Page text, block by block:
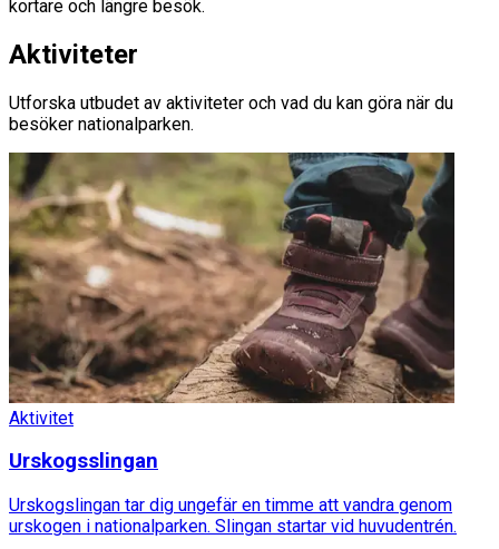
kortare och längre besök.
Aktiviteter
Utforska utbudet av aktiviteter och vad du kan göra när du
besöker nationalparken.
Aktivitet
Urskogsslingan
Urskogslingan tar dig ungefär en timme att vandra genom
urskogen i nationalparken. Slingan startar vid huvudentrén.